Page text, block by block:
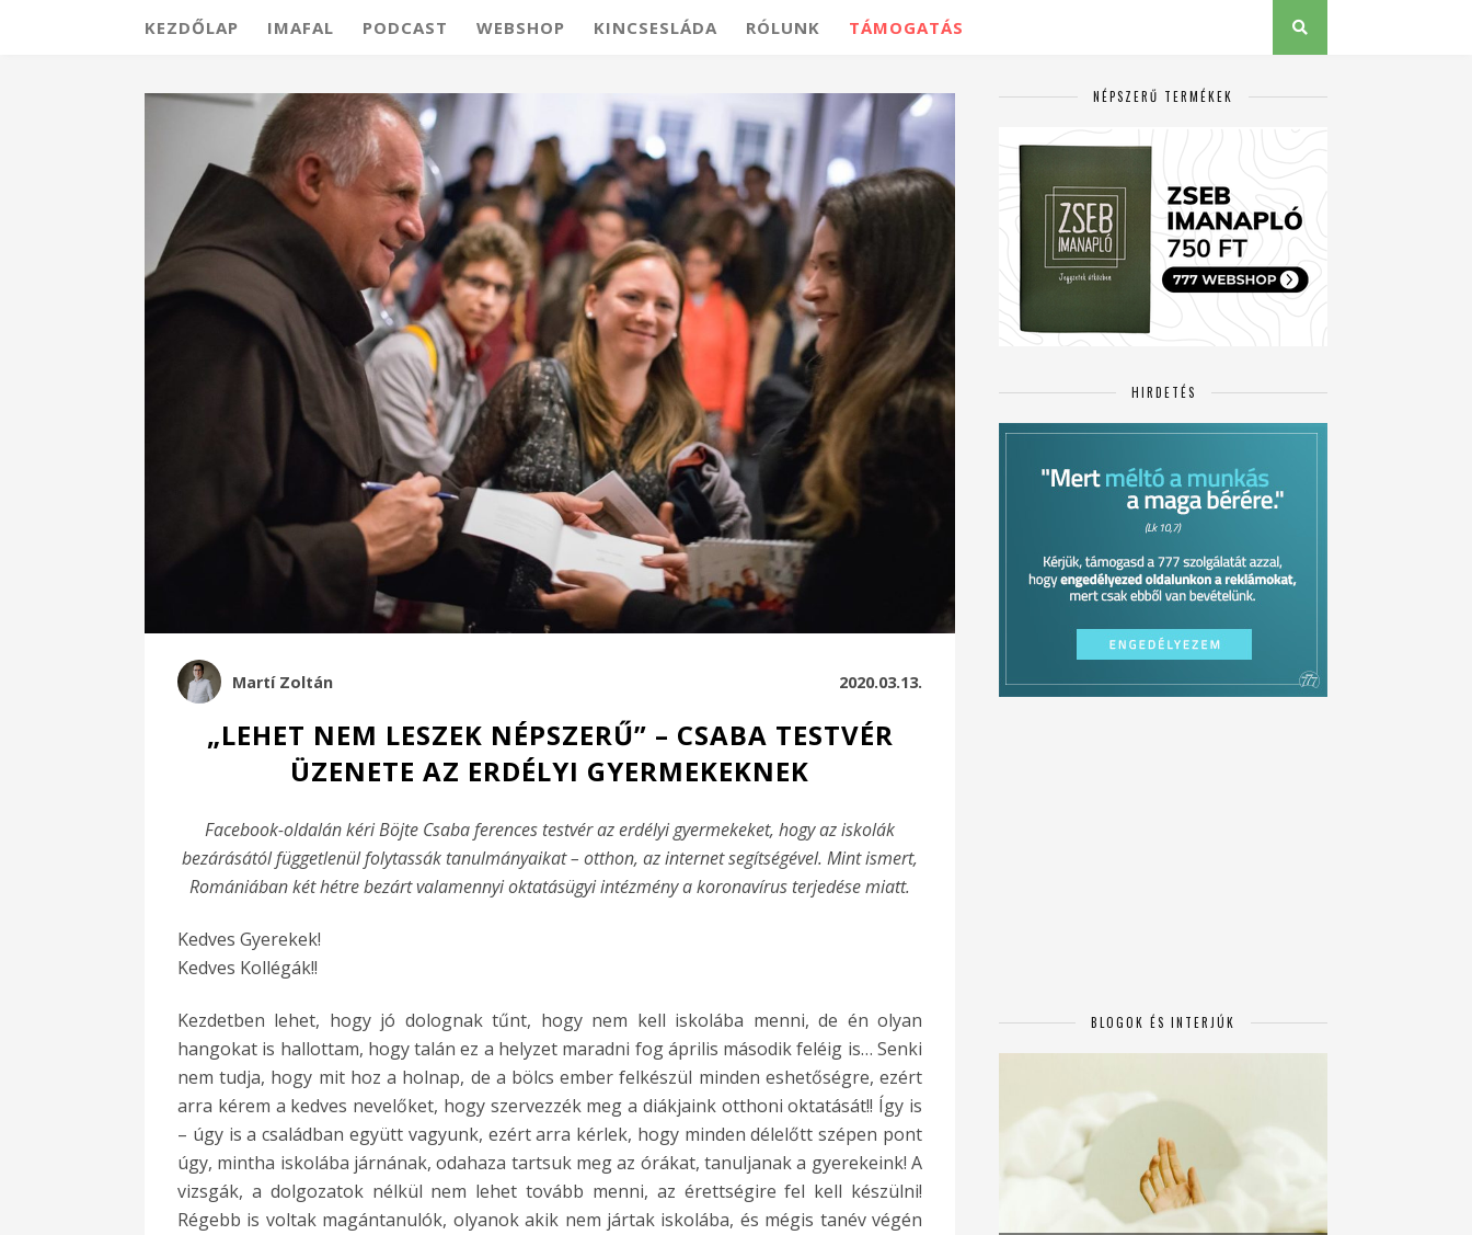
KEZDŐLAP IMAFAL PODCAST WEBSHOP KINCSESLÁDA RÓLUNK TÁMOGATÁS
Martí Zoltán 2020.03.13.
„LEHET NEM LESZEK NÉPSZERŰ” – CSABA TESTVÉR
ÜZENETE AZ ERDÉLYI GYERMEKEKNEK
Facebook-oldalán kéri Böjte Csaba ferences testvér az erdélyi gyermekeket, hogy az iskolák
bezárásától függetlenül folytassák tanulmányaikat – otthon, az internet segítségével. Mint ismert,
Romániában két hétre bezárt valamennyi oktatásügyi intézmény a koronavírus terjedése miatt.
Kedves Gyerekek!
Kedves Kollégák!!
Kezdetben lehet, hogy jó dolognak tűnt, hogy nem kell iskolába menni, de én olyan
hangokat is hallottam, hogy talán ez a helyzet maradni fog április második feléig is… Senki
nem tudja, hogy mit hoz a holnap, de a bölcs ember felkészül minden eshetőségre, ezért
arra kérem a kedves nevelőket, hogy szervezzék meg a diákjaink otthoni oktatását!! Így is
– úgy is a családban együtt vagyunk, ezért arra kérlek, hogy minden délelőtt szépen pont
úgy, mintha iskolába járnának, odahaza tartsuk meg az órákat, tanuljanak a gyerekeink! A
vizsgák, a dolgozatok nélkül nem lehet tovább menni, az érettségire fel kell készülni!
Régebb is voltak magántanulók, olyanok akik nem jártak iskolába, és mégis tanév végén
NÉPSZERŰ TERMÉKEK
HIRDETÉS
BLOGOK ÉS INTERJÚK